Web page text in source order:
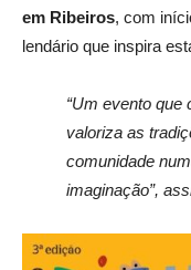
em Ribeiros, com
lendário que inspira
“Um evento que
valoriza as
comunidade
imaginação”,